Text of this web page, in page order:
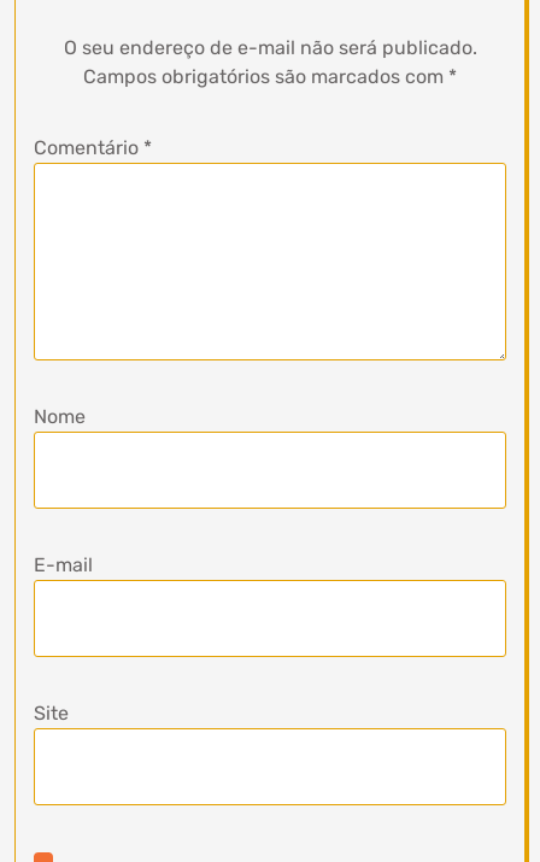
O seu endereço de e-mail não será publicado.
Campos obrigatórios são marcados com *
Comentário *
Nome
E-mail
Site